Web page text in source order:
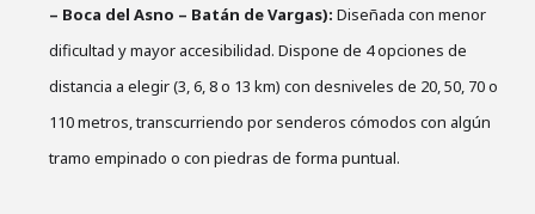
– Boca del Asno – Batán de Vargas): Diseñada con menor
dificultad y mayor accesibilidad. Dispone de 4 opciones de
distancia a elegir (3, 6, 8 o 13 km) con desniveles de 20, 50, 70 o
110 metros, transcurriendo por senderos cómodos con algún
tramo empinado o con piedras de forma puntual.